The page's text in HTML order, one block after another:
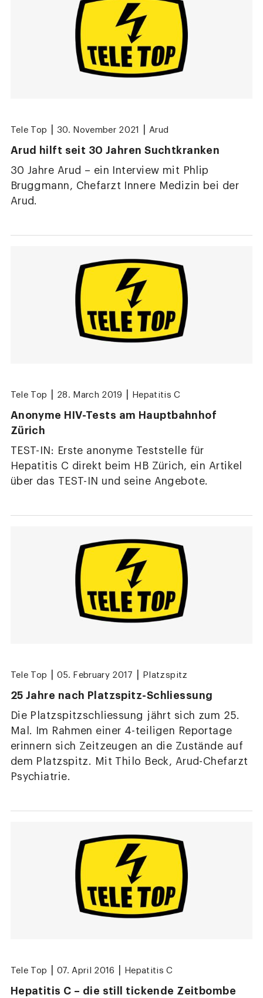
Tele Top 30. November 2021 Arud
Arud hilft seit 30 Jahren Suchtkranken
30 Jahre Arud – ein Interview mit Phlip
Bruggmann, Chefarzt Innere Medizin bei der
Arud.
Tele Top 28. March 2019 Hepatitis C
Anonyme HIV-Tests am Hauptbahnhof
Zürich
TEST-IN: Erste anonyme Teststelle für
Hepatitis C direkt beim HB Zürich, ein Artikel
über das TEST-IN und seine Angebote.
Tele Top 05. February 2017 Platzspitz
25 Jahre nach Platzspitz-Schliessung
Die Platzspitzschliessung jährt sich zum 25.
Mal. Im Rahmen einer 4-teiligen Reportage
erinnern sich Zeitzeugen an die Zustände auf
dem Platzspitz. Mit Thilo Beck, Arud-Chefarzt
Psychiatrie.
Tele Top 07. April 2016 Hepatitis C
Hepatitis C – die still tickende Zeitbombe